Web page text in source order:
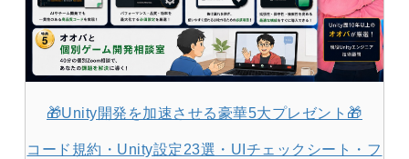
🎁Unity開発を加速させる豪華5大プレゼント🎁
コード規約・Unity設定23選・UIチェックシート・フ